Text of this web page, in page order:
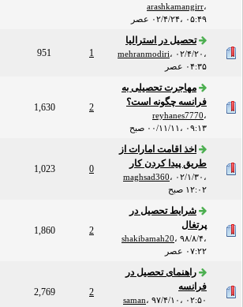
arashkamangirr،
۰۲/۴/۲۴، ۰۵:۴۹ عصر
تحصیل در استرالیا
mehranmodiri، ۰۲/۴/۲۰،
۰۴:۳۵ عصر
1
951
مهاجرت تحصیلی به
فرانسه چگونه است؟
reyhanes7770،
۰۰/۱۱/۱۱، ۰۹:۱۳ صبح
2
1,630
اخذ اقامت امارات از
طریق پیدا کردن کار
maghsad360، ۰۲/۱/۳۰،
۱۲:۰۲ صبح
0
1,023
شرایط تحصیل در
پرتغال
shakibamah20، ۹۸/۸/۴،
۰۷:۲۲ عصر
2
1,860
راهنمای تحصیل در
فرانسه
saman، ۹۷/۴/۱۰، ۰۲:۵۰
2
2,769